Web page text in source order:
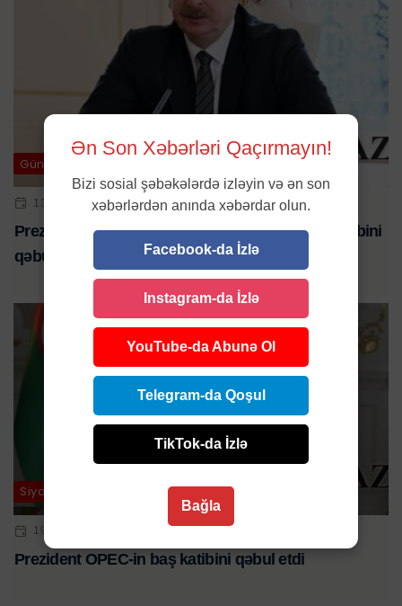
Gündəm / Siyasət
13 MAY 2024 | 10:55
Prezident İlham Əliyev Millətlər Birliyinin baş katibini
qəbul edib
Siyasət
19 IYN 2023 | 11:30
Prezident OPEC-in baş katibini qəbul etdi
Ən Son Xəbərləri Qaçırmayın!
Bizi sosial şəbəkələrdə izləyin və ən son
xəbərlərdən anında xəbərdar olun.
Facebook-da İzlə
Instagram-da İzlə
YouTube-da Abunə Ol
Telegram-da Qoşul
TikTok-da İzlə
Bağla